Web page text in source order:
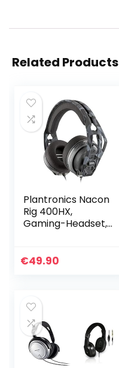
Related Products
Plantronics Nacon
Rig 400HX,
Gaming-Headset,
Series X und PC,
€49.90